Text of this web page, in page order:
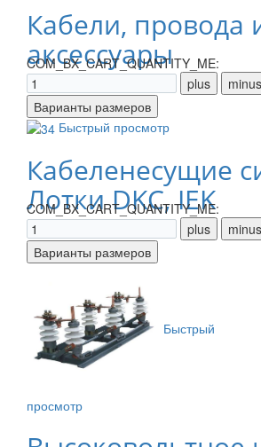
Кабели, провода
аксессуары
COM_BX_CART_QUANTITY_ME:
Быстрый просмотр
Кабеленесущие
Лотки DKC, IEK
COM_BX_CART_QUANTITY_ME:
Быстрый
просмотр